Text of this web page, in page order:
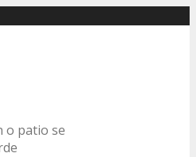
o patio se